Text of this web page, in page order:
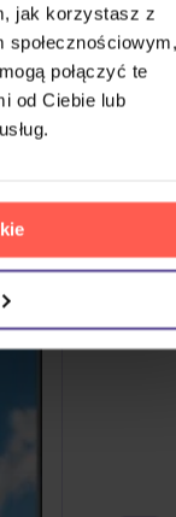
jak korzystasz z
społecznościowym,
połączyć te
od Ciebie lub
dziwimy się.
pozwolić.